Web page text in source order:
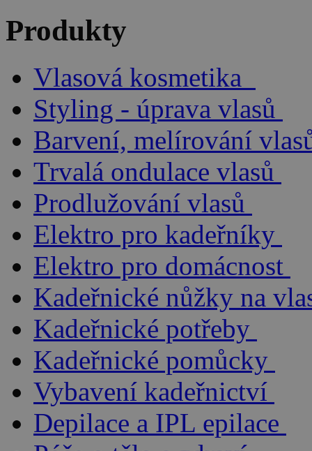
Produkty
Vlasová kosmetika
Styling - úprava vlasů
Barvení, melírování
Trvalá ondulace vlasů
Prodlužování vlasů
Elektro pro kadeřníky
Elektro pro domácnost
Kadeřnické nůžky na
Kadeřnické potřeby
Kadeřnické pomůcky
Vybavení kadeřnictví
Depilace a IPL epilace